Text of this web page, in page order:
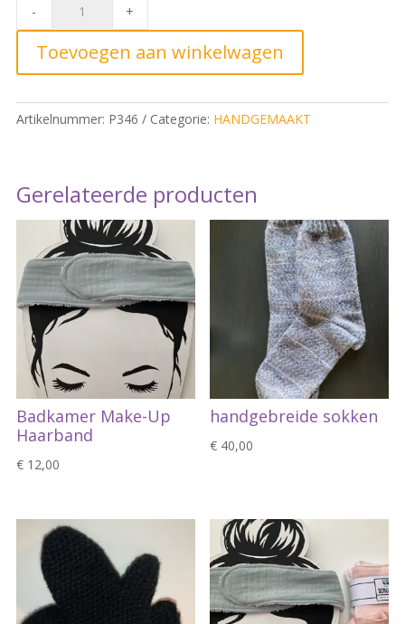
quantity
- +
Toevoegen aan winkelwagen
Artikelnummer: P346 Categorie: HANDGEMAAKT
Gerelateerde producten
Badkamer Make-Up
Haarband
€12,00
handgebreide sokken
€ 40,00